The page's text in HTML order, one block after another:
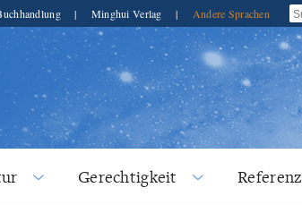
| Minghui Verlag | Andere Sprachen
Gerechtigkeit Referenz